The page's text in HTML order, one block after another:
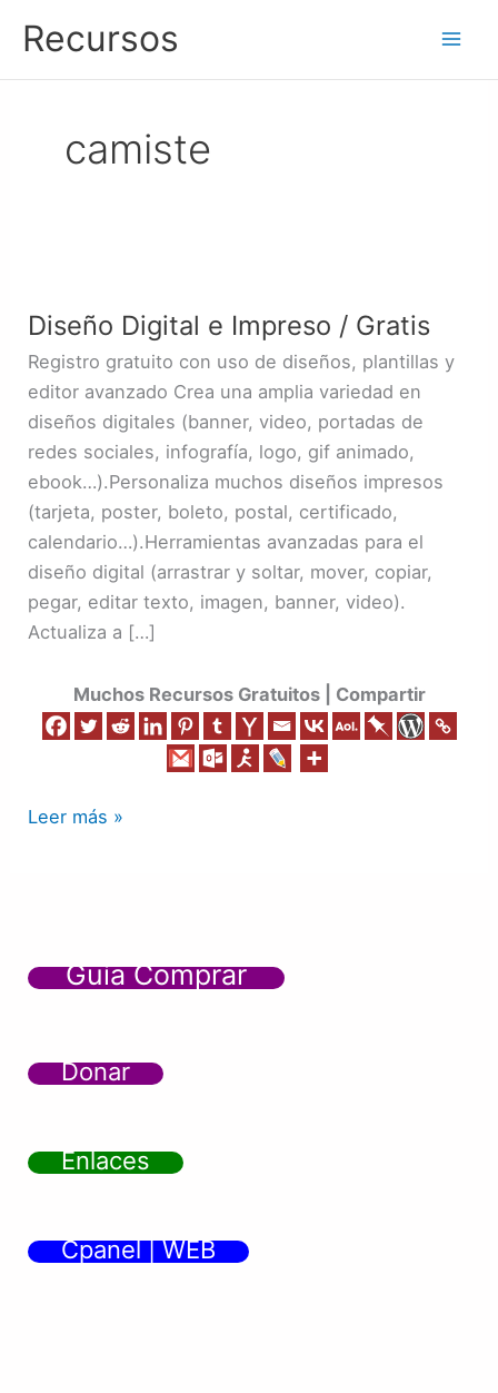
contenido
Recursos
camiste
Diseño Digital e Impreso / Gratis
Registro gratuito con uso de diseños, plantillas y
editor avanzado Crea una amplia variedad en
diseños digitales (banner, video, portadas de
redes sociales, infografía, logo, gif animado,
ebook…).Personaliza muchos diseños impresos
(tarjeta, poster, boleto, postal, certificado,
calendario…).Herramientas avanzadas para el
diseño digital (arrastrar y soltar, mover, copiar,
pegar, editar texto, imagen, banner, video).
Actualiza a […]
Muchos Recursos Gratuitos | Compartir
e
Impreso
/
Gratis
Leer más »
Guía Comprar
Donar
Enlaces
Cpanel | WEB